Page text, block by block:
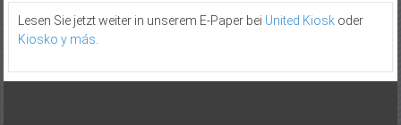
Lesen Sie jetzt weiter in unserem E-Paper bei United Kioskoder
Kiosko y más.